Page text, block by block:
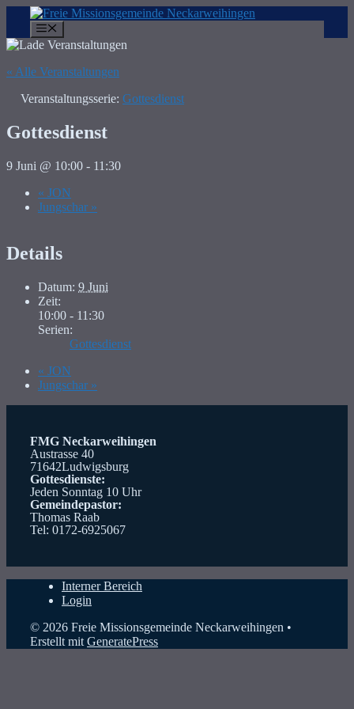
Inhalt
springen
« Alle Veranstaltungen
Veranstaltungsserie: Gottesdienst
Gottesdienst
9 Juni @ 10:00 - 11:30
« JON
Jungschar »
Details
Datum: 9 Juni
Zeit:
10:00 - 11:30
Serien:
Gottesdienst
« JON
Jungschar »
FMG Neckarweihingen
Austrasse 40
71642Ludwigsburg
Gottesdienste:
Jeden Sonntag 10 Uhr
Gemeindepastor:
Thomas Raab
Tel: 0172-6925067
Interner Bereich
Login
© 2026 Freie Missionsgemeinde Neckarweihingen •
Erstellt mit GeneratePress